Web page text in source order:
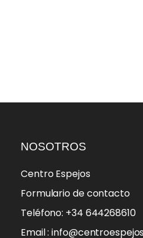
NOSOTROS
Centro Espejos
Formulario de contacto
Teléfono: +34 644268610
Email :